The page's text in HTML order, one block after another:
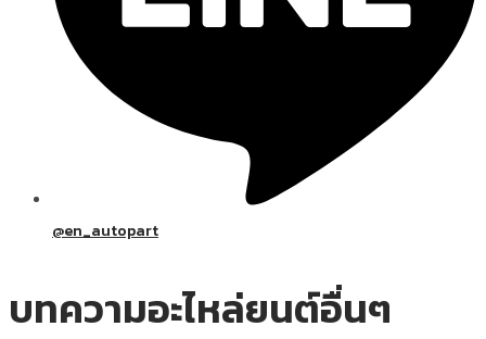
@en_autopart
บทความอะไหล่ยนต์อื่นๆ